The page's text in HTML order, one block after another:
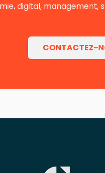
digital, management,
CONTACTEZ-